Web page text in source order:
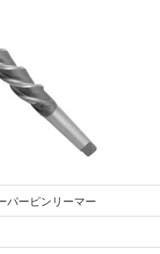
パーピンリーマー